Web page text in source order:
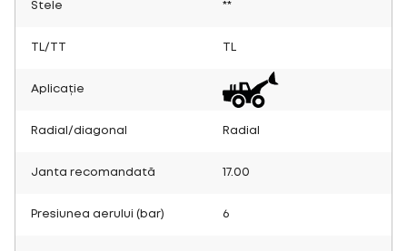
Stele **
TL/TT
Aplicație
Radial/diagonal Radial
Janta recomandată 17.00
Presiunea aerului (bar) 6